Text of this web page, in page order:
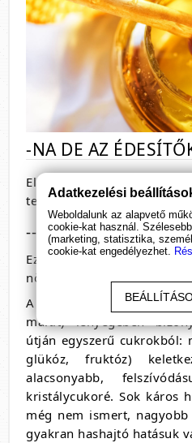
-NA DE AZ
Először is érdemes
természetes és
-->TERMÉSZETES
Ezeket is tovább
növényekből kivont
A cukoralkoholok (pl.
maltit) lényegében
útján egyszerű cukrokból:
glükóz, fruktóz)
alacsonyabb,
kristálycukoré. Sok káros
még nem ismert,
gyakran hashajtó hatásuk
Adatkezelési
Weboldalunk az alapvető
cookie-kat használ.
(marketing, statisztika,
cookie-kat engedélyezhet.